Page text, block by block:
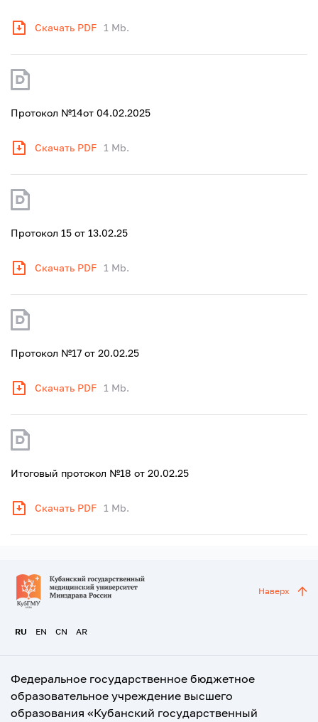
Скачать PDF 1 Mb.
Протокол №14от 04.02.2025
Скачать PDF 1 Mb.
Протокол 15 от 13.02.25
Скачать PDF 1 Mb.
Протокол №17 от 20.02.25
Скачать PDF 1 Mb.
Итоговый протокол №18 от 20.02.25
Скачать PDF 1 Mb.
RU EN CN AR
Наверх
Федеральное государственное бюджетное
образовательное учреждение высшего
образования «Кубанский государственный